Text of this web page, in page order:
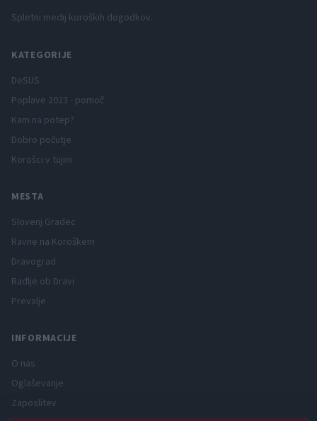
Spletni medij koroških dogodkov.
KATEGORIJE
DeSUS
Poplave 2023 - pomoč
Kam na potep?
Dobro počutje
Korošci v tujini
MESTA
Slovenj Gradec
Ravne na Koroškem
Dravograd
Radlje ob Dravi
Prevalje
INFORMACIJE
O nas
Oglaševanje
Zaposlitev